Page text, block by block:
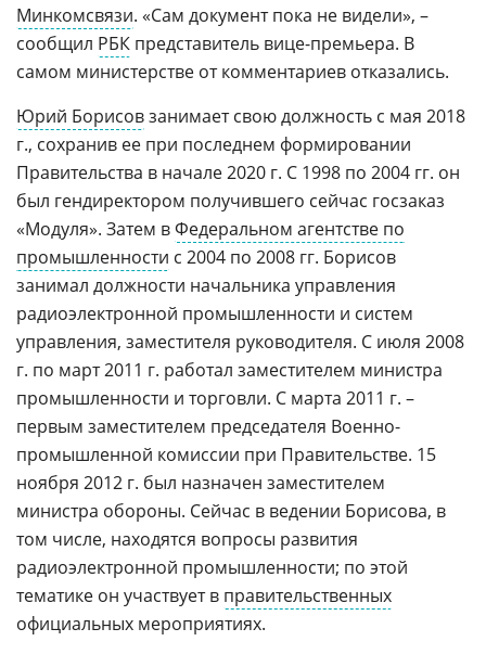
Минкомсвязи. «Сам документ пока не видели», –
сообщил РБК представитель вице-премьера. В
самом министерстве от комментариев отказались.
Юрий Борисовзанимает свою должность с мая 2018
г., сохранив ее при последнем формировании
Правительства в начале 2020 г. С 1998 по 2004 гг. он
был гендиректором получившего сейчас госзаказ
«Модуля». Затем вФедеральном агентстве по
промышленности с 2004 по 2008 гг. Борисов
занимал должности начальника управления
радиоэлектронной промышленности и систем
управления, заместителя руководителя. С июля 2008
г. по март 2011 г. работал заместителем министра
промышленности и торговли. С марта 2011 г. –
первым заместителем председателя Военно-
промышленной комиссии при Правительстве. 15
ноября 2012 г. был назначен заместителем
министра обороны. Сейчас в ведении Борисова, в
том числе, находятся вопросы развития
радиоэлектронной промышленности; по этой
тематике он участвует в правительственных
официальных мероприятиях.